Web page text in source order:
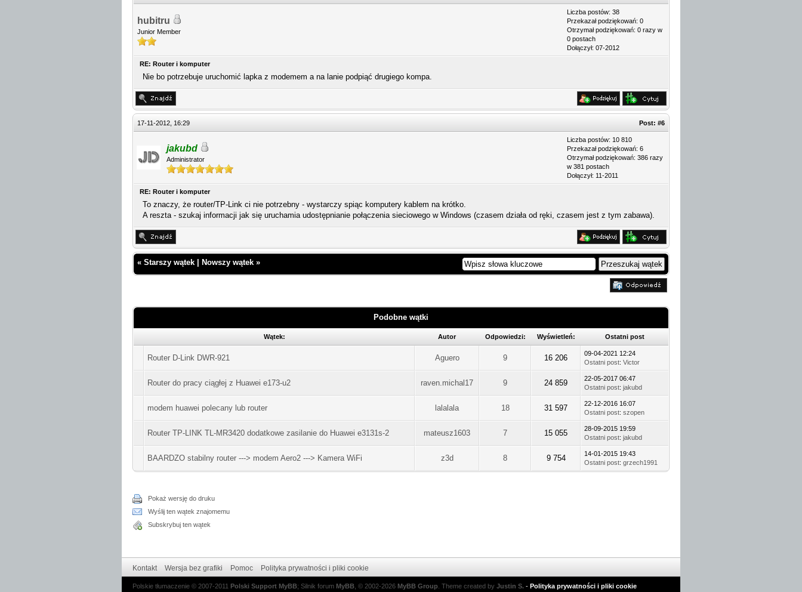
hubitru
Junior Member
Liczba postów: 38
Przekazał podziękowań: 0
Otrzymał podziękowań: 0 razy w
0 postach
Dołączył: 07-2012
RE: Router i komputer
Nie bo potrzebuje uruchomić lapka z modemem a na lanie podpiąć drugiego kompa.
17-11-2012, 16:29 Post: #6
jakubd
Administrator
Liczba postów: 10 810
Przekazał podziękowań: 6
Otrzymał podziękowań: 386 razy
w 381 postach
Dołączył: 11-2011
RE: Router i komputer
To znaczy, że router/TP-Link ci nie potrzebny - wystarczy spiąc komputery kablem na krótko.
A reszta - szukaj informacji jak się uruchamia udostępnianie połączenia sieciowego w Windows (czasem działa od ręki, czasem jest z tym zabawa).
« Starszy wątek Nowszy wątek »
Podobne wątki
Wątek: Autor Odpowiedzi: Wyświetleń: Ostatni post
Router D-Link DWR-921 Aguero 9 16 206
09-04-2021 12:24
Ostatni post: Victor
Router do pracy ciągłej z Huawei e173-u2 raven.michal17 9 24 859
22-05-2017 06:47
Ostatni post: jakubd
modem huawei polecany lub router lalalala 18 31 597
22-12-2016 16:07
Ostatni post: szopen
Router TP-LINK TL-MR3420 dodatkowe zasilanie do Huawei e3131s-2 mateusz1603 7 15 055
28-09-2015 19:59
Ostatni post: jakubd
BAARDZO stabilny router ---> modem Aero2 ---> Kamera WiFi z3d 8 9 754
14-01-2015 19:43
Ostatni post: grzech1991
Pokaż wersję do druku
Wyślij ten wątek znajomemu
Subskrybuj ten wątek
Kontakt Wersja bez grafiki Pomoc Polityka prywatności i pliki cookie
Polskie tłumaczenie © 2007-2011 Polski Support MyBB; Silnik forum MyBB , © 2002-2026 MyBB Group Theme created by Justin S. - Polityka prywatności i pliki cookie